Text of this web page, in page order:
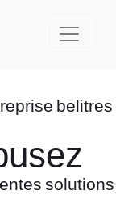
belitres
solutions